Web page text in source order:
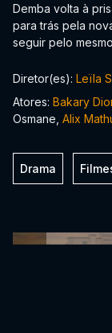
Demba volta à
para trás pela
seguir pelo
Diretor(es): Leïla
Atores: Bakary
Osmane, Alix
Drama